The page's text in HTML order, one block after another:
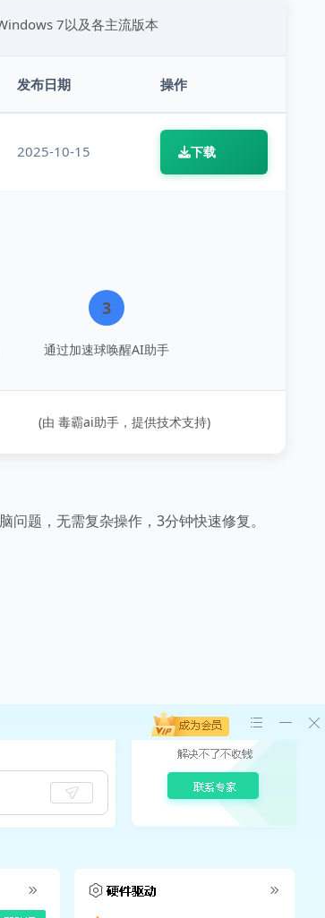
7以及各主流版本
发布日期 操作
2025-10-15 下载
3
通过加速球唤醒AI助手
(由 毒霸ai助手，提供技术支持)
题，无需复杂操作，3分钟快速修复。